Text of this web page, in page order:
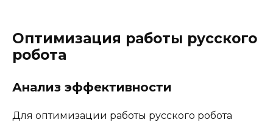
Оптимизация работы русского
робота
Анализ эффективности
Для оптимизации работы русского робота